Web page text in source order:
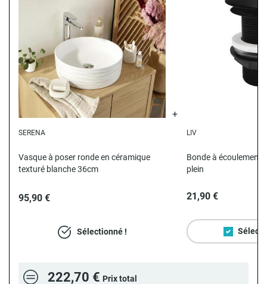
SERENA
Vasque à poser ronde en céramique
texturé blanche 36cm
95,90 €
Sélectionné !
LIV
Bonde à écoulement
plein
21,90 €
222,70 € Prix total